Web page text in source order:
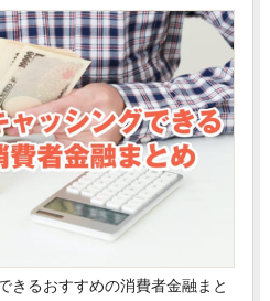
きるおすすめの消費者金融まと